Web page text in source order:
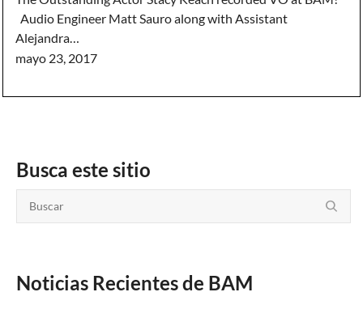
Audio Engineer Matt Sauro along with Assistant
Alejandra…
mayo 23, 2017
Busca este sitio
Noticias Recientes de BAM